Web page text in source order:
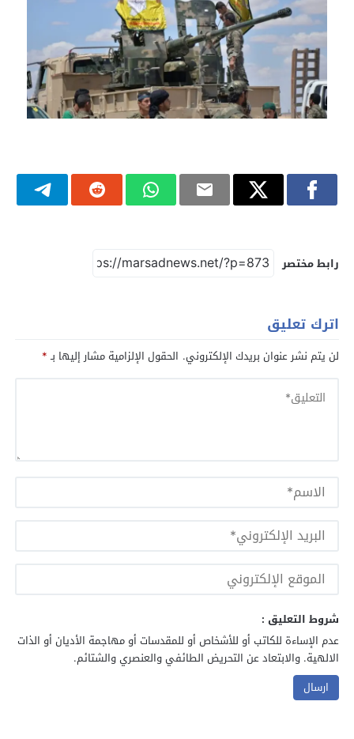
رابط مختصر
اترك تعليق
لن يتم نشر عنوان بريدك الإلكتروني. الحقول الإلزامية مشار إليها بـ*
شروط التعليق :
عدم الإساءة للكاتب أو للأشخاص أو للمقدسات أو مهاجمة الأديان أو الذات
الالهية. والابتعاد عن التحريض الطائفي والعنصري والشتائم.